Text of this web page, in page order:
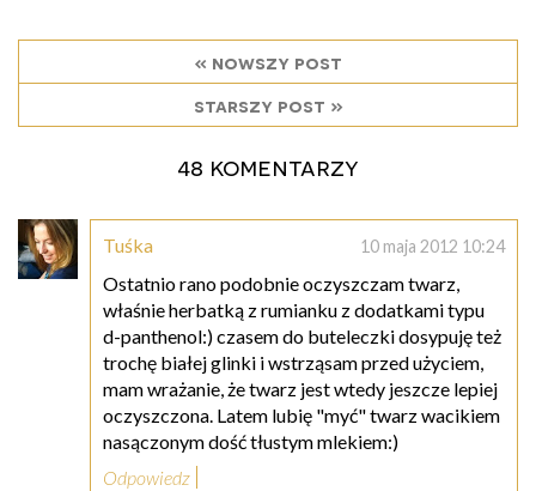
« nowszy post
starszy post »
48 komentarzy
Tuśka 10 maja 2012 10:24
Ostatnio rano podobnie oczyszczam twarz,
właśnie herbatką z rumianku z dodatkami typu
d-panthenol:) czasem do buteleczki dosypuję też
trochę białej glinki i wstrząsam przed użyciem,
mam wrażanie, że twarz jest wtedy jeszcze lepiej
oczyszczona. Latem lubię "myć" twarz wacikiem
nasączonym dość tłustym mlekiem:)
Odpowiedz